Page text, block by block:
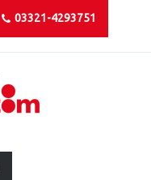
03321-4293751